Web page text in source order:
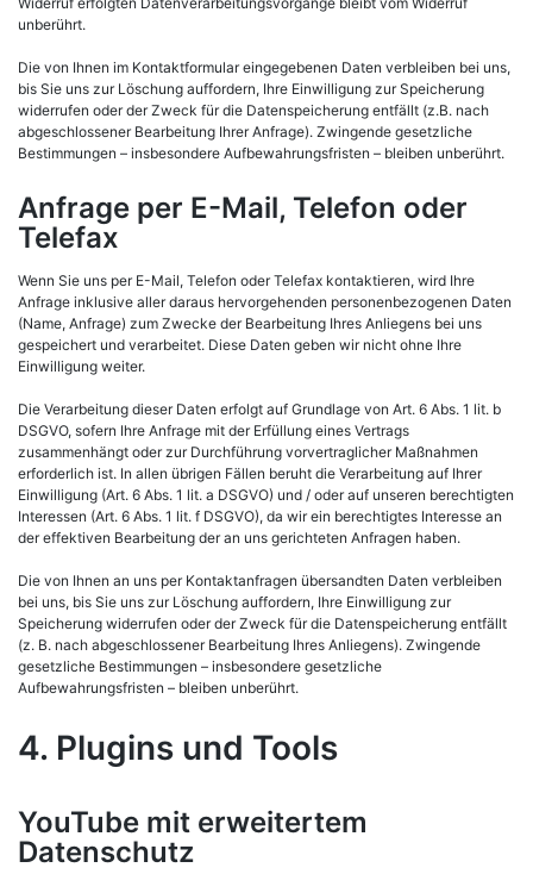
unberührt.
Die von Ihnen im Kontaktformular eingegebenen Daten verbleiben bei uns,
bis Sie uns zur Löschung auffordern, Ihre Einwilligung zur Speicherung
widerrufen oder der Zweck für die Datenspeicherung entfällt (z.B. nach
abgeschlossener Bearbeitung Ihrer Anfrage). Zwingende gesetzliche
Bestimmungen – insbesondere Aufbewahrungsfristen – bleiben unberührt.
Anfrage per E-Mail, Telefon oder
Telefax
Wenn Sie uns per E-Mail, Telefon oder Telefax kontaktieren, wird Ihre
Anfrage inklusive aller daraus hervorgehenden personenbezogenen Daten
(Name, Anfrage) zum Zwecke der Bearbeitung Ihres Anliegens bei uns
gespeichert und verarbeitet. Diese Daten geben wir nicht ohne Ihre
Einwilligung weiter.
Die Verarbeitung dieser Daten erfolgt auf Grundlage von Art. 6 Abs. 1 lit. b
DSGVO, sofern Ihre Anfrage mit der Erfüllung eines Vertrags
zusammenhängt oder zur Durchführung vorvertraglicher Maßnahmen
erforderlich ist. In allen übrigen Fällen beruht die Verarbeitung auf Ihrer
Einwilligung (Art. 6 Abs. 1 lit. a DSGVO) und / oder auf unseren berechtigten
Interessen (Art. 6 Abs. 1 lit. f DSGVO), da wir ein berechtigtes Interesse an
der effektiven Bearbeitung der an uns gerichteten Anfragen haben.
Die von Ihnen an uns per Kontaktanfragen übersandten Daten verbleiben
bei uns, bis Sie uns zur Löschung auffordern, Ihre Einwilligung zur
Speicherung widerrufen oder der Zweck für die Datenspeicherung entfällt
(z. B. nach abgeschlossener Bearbeitung Ihres Anliegens). Zwingende
gesetzliche Bestimmungen – insbesondere gesetzliche
Aufbewahrungsfristen – bleiben unberührt.
4. Plugins und Tools
YouTube mit erweitertem
Datenschutz